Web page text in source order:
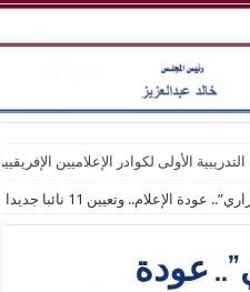
الأولى لكوادر الإعلاميين
عودة الإعلام.. وتعيين 11 نائبا جديدا
عودة